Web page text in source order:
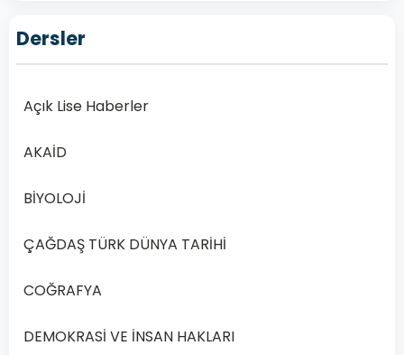
KÜLTÜRÜ
VE
BİLGİSİ 6
Açık
Lise
Din
Kültürü
Ahlak
6
2019
Dersler
Açık Lise Haberler
AKAİD
BİYOLOJİ
ÇAĞDAŞ TÜRK DÜNYA TARİHİ
COĞRAFYA
DEMOKRASİ VE İNSAN HAKLARI